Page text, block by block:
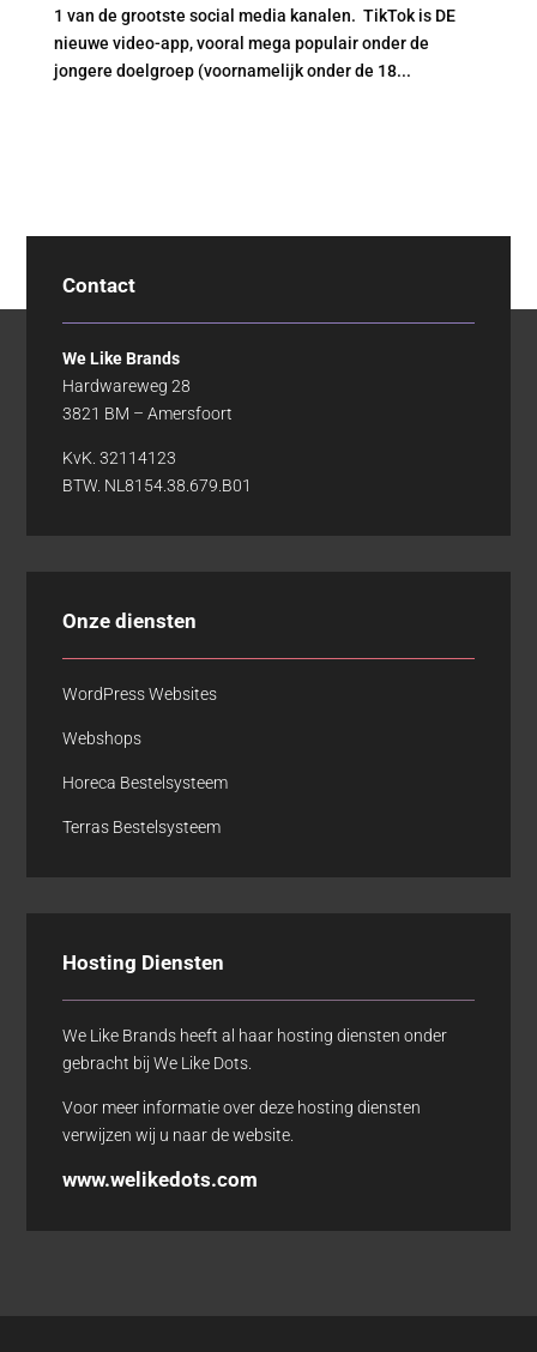
1 van de grootste social media kanalen. TikTok is DE
nieuwe video-app, vooral mega populair onder de
jongere doelgroep (voornamelijk onder de 18...
Contact
We Like Brands
Hardwareweg 28
3821 BM – Amersfoort
KvK. 32114123
BTW. NL8154.38.679.B01
Onze diensten
WordPress Websites
Webshops
Horeca Bestelsysteem
Terras Bestelsysteem
Hosting Diensten
We Like Brands heeft al haar hosting diensten onder
gebracht bij We Like Dots.
Voor meer informatie over deze hosting diensten
verwijzen wij u naar de website.
www.welikedots.com